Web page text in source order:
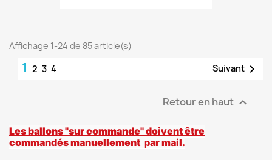
Affichage 1-24 de 85 article(s)
1 2 3 4 Suivant 
Retour en haut 
Les ballons "sur commande" doiventêtre
commandésmanuellement par mail.